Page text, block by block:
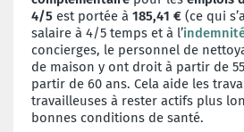
4/5 est portée à 185,41 € (ce qui
salaire à 4/5 temps et à l’indemnité
concierges, le personnel de
de maison y ont droit à partir de
partir de 60 ans. Cela aide les
travailleuses à rester actifs plus
bonnes conditions de santé.